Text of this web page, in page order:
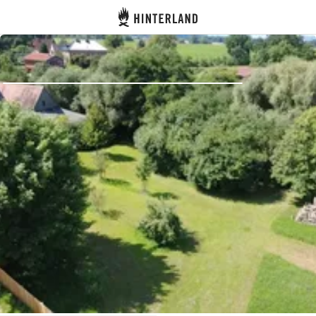
Hinterland
Iniciar sesión
Registrarse
Conviértete en anfitrión
Parcelas
Alojamientos
Rutas